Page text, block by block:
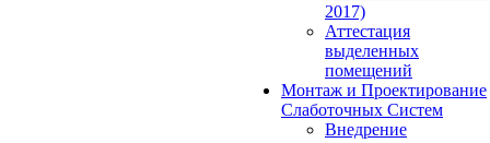
2017)
Аттестация
выделенных
помещений
Монтаж и Проектирование
Слаботочных Систем
Внедрение